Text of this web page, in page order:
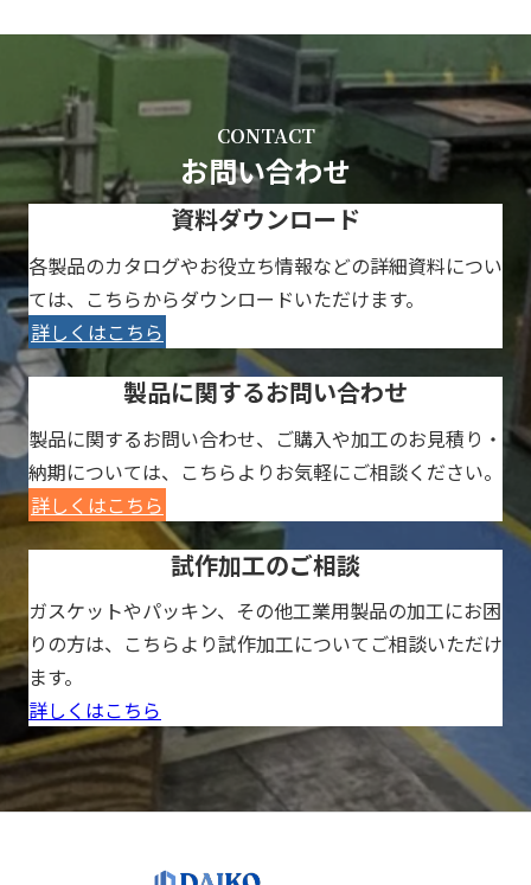
CONTACT
お問い合わせ
資料ダウンロード
各製品のカタログやお役立ち情報などの詳細資料につい
ては、こちらからダウンロードいただけます。
詳しくはこちら
製品に関するお問い合わせ
製品に関するお問い合わせ、ご購入や加工のお見積り・
納期については、こちらよりお気軽にご相談ください。
詳しくはこちら
試作加工のご相談
ガスケットやパッキン、その他工業用製品の加工にお困
りの方は、こちらより試作加工についてご相談いただけ
ます。
詳しくはこちら